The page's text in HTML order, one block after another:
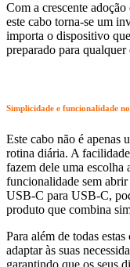
Com a crescente
este cabo torna-se um
importa o dispositivo
preparado para qualquer
Simplicidade e funcionalidade
Este cabo não é apenas
rotina diária. A
fazem dele uma escolha
funcionalidade sem
USB-C para USB-C,
produto que combina
Para além de todas
adaptar às suas